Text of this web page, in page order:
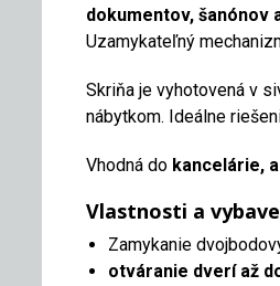
dokumentov, šanónov
Uzamykateľný
Skriňa je vyhotovená v
nábytkom. Ideálne
Vhodná do kancelárie,
Vlastnosti a
Zamykanie
otváranie dverí až